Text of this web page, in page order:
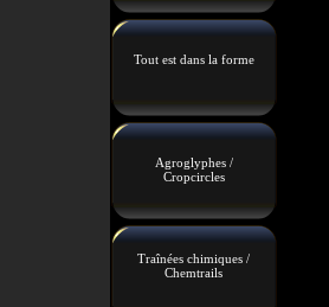
Tout est dans la forme
Agroglyphes /
Cropcircles
Traînées chimiques /
Chemtrails